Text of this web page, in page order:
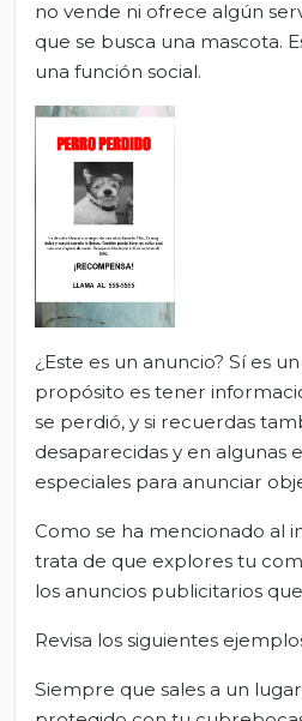
no vende ni ofrece algún
que se busca una mascota.
una función social.
¿Este es un anuncio? Sí es
propósito es tener
se perdió, y si recuerdas
desaparecidas y en algunas
especiales para anunciar
Como se ha mencionado al
trata de que explores tu
los anuncios publicitarios
Revisa los siguientes
Siempre que sales a un